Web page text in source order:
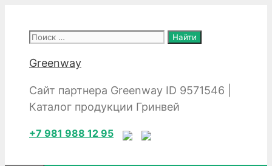
содержимому
Поиск:
Greenway
Сайт партнера Greenway ID 9571546 |
Каталог продукции Гринвей
+7 981 988 12 95